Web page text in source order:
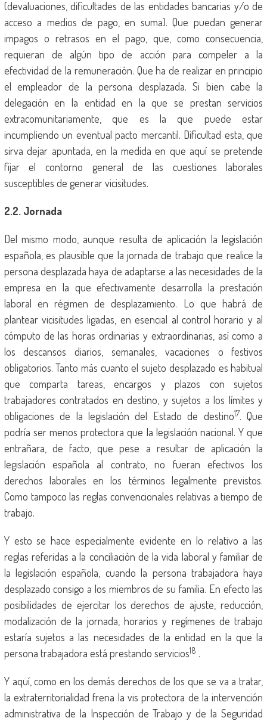
(devaluaciones, dificultades de las entidades bancarias y/o de
acceso a medios de pago, en suma). Que puedan generar
impagos o retrasos en el pago, que, como consecuencia,
requieran de algún tipo de acción para compeler a la
efectividad de la remuneración. Que ha de realizar en principio
el empleador de la persona desplazada. Si bien cabe la
delegación en la entidad en la que se prestan servicios
extracomunitariamente, que es la que puede estar
incumpliendo un eventual pacto mercantil. Dificultad esta, que
sirva dejar apuntada, en la medida en que aquí se pretende
fijar el contorno general de las cuestiones laborales
susceptibles de generar vicisitudes.
2.2. Jornada
Del mismo modo, aunque resulta de aplicación la legislación
española, es plausible que la jornada de trabajo que realice la
persona desplazada haya de adaptarse a las necesidades de la
empresa en la que efectivamente desarrolla la prestación
laboral en régimen de desplazamiento. Lo que habrá de
plantear vicisitudes ligadas, en esencial al control horario y al
cómputo de las horas ordinarias y extraordinarias, así como a
los descansos diarios, semanales, vacaciones o festivos
obligatorios. Tanto más cuanto el sujeto desplazado es habitual
que comparta tareas, encargos y plazos con sujetos
trabajadores contratados en destino, y sujetos a los límites y
obligaciones de la legislación del Estado de destino17. Que
podría ser menos protectora que la legislación nacional. Y que
entrañara, de facto, que pese a resultar de aplicación la
legislación española al contrato, no fueran efectivos los
derechos laborales en los términos legalmente previstos.
Como tampoco las reglas convencionales relativas a tiempo de
trabajo.
Y esto se hace especialmente evidente en lo relativo a las
reglas referidas a la conciliación de la vida laboral y familiar de
la legislación española, cuando la persona trabajadora haya
desplazado consigo a los miembros de su familia. En efecto las
posibilidades de ejercitar los derechos de ajuste, reducción,
modalización de la jornada, horarios y regímenes de trabajo
estaría sujetos a las necesidades de la entidad en la que la
persona trabajadora está prestando servicios18 .
Y aquí, como en los demás derechos de los que se va a tratar,
la extraterritorialidad frena la vis protectora de la intervención
administrativa de la Inspección de Trabajo y de la Seguridad